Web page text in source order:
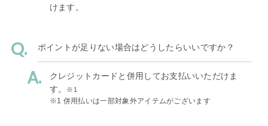
けます。
ポイントが足りない場合はどうしたらいいですか？
クレジットカードと併用してお支払いいただけま
す。
※1
※1 併用払いは一部対象外アイテムがございます